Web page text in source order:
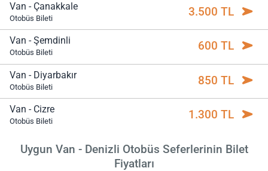
Van - Çanakkale
Otobüs Bileti 3.500 TL
Van - Şemdinli
Otobüs Bileti 600 TL
Van - Diyarbakır
Otobüs Bileti 850 TL
Van - Cizre
Otobüs Bileti 1.300 TL
Uygun Van - Denizli Otobüs Seferlerinin Bilet
Fiyatları